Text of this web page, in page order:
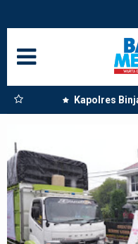
Kapolres
NASIONAL
SUMUT
LANGKAT
ACEH
BISNIS